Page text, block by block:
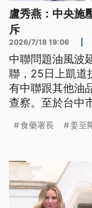
盧秀燕：中央施
斥
2026/7/18 19:06
中聯問題油風波
聯，25日上凱道
有中聯跟其他油
查察。至於台中
斥。
食藥署長 姜至